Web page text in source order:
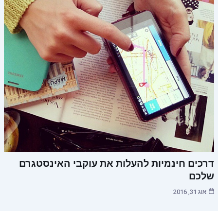
דרכים חינמיות להעלות את עוקבי האינסטגרם
שלכם
אוג 31, 2016